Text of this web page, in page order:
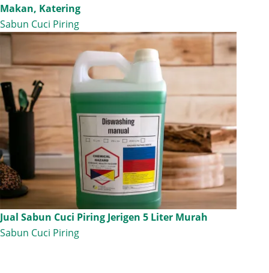
Makan, Katering
Sabun Cuci Piring
Jual Sabun Cuci Piring Jerigen 5 Liter Murah
Sabun Cuci Piring